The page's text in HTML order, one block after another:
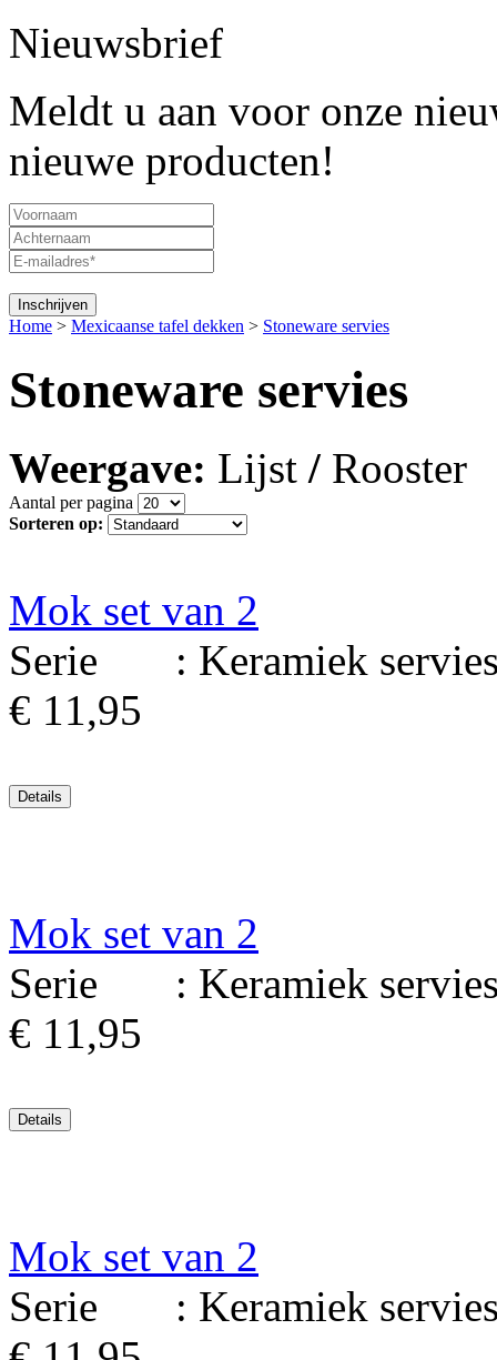
Nieuwsbrief
Meldt u aan voor onze
nieuwe producten!
Home > Mexicaanse tafel dekken > Stoneware servies
Stoneware servies
Weergave: Lijst / Rooster
Aantal per pagina
Sorteren op:
Mok set van 2
Serie : Keramiek
€ 11,95
Mok set van 2
Serie : Keramiek
€ 11,95
Mok set van 2
Serie : Keramiek